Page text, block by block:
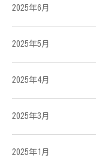
2025年6月
2025年5月
2025年4月
2025年3月
2025年1月